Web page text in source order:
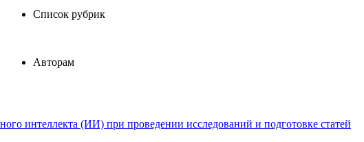
Список рубрик
Авторам
интеллекта (ИИ) при проведении исследований и подготовке статей